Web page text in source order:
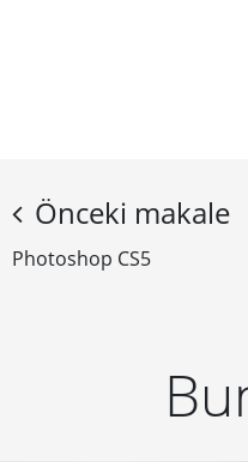
Önceki makale
Photoshop CS5